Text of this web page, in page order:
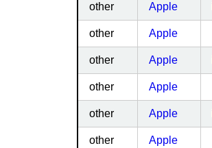
other Apple
other Apple
other Apple
other Apple
other Apple
other Apple